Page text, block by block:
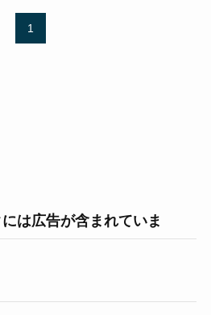
1
は広告が含まれていま